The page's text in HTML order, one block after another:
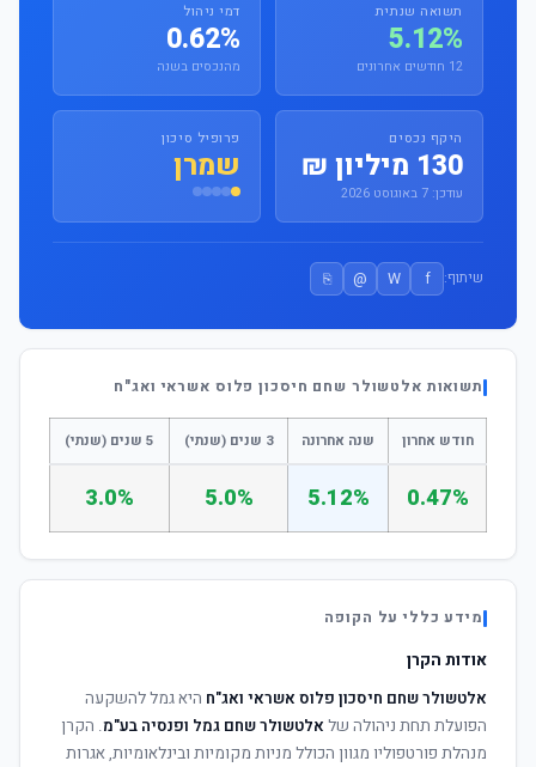
תשואה שנתית
5.12%
12 חודשים אחרונים
דמי ניהול
0.62%
מהנכסים בשנה
היקף נכסים
130 מיליון ₪
עודכן: 7 באוגוסט 2026
פרופיל סיכון
שמרן
שיתוף: f
W
@
⎘
תשואות אלטשולר שחם חיסכון פלוס אשראי ואג"ח
חודש אחרון שנה אחרונה 3 שנים (שנתי) 5 שנים (שנתי)
0.47%
5.12%
5.0%
3.0%
מידע כללי על הקופה
אודות הקרן
אלטשולר שחם חיסכון פלוס אשראי ואג"ח היא גמל להשקעה
הפועלת תחת ניהולה של אלטשולר שחם גמל ופנסיה בע"מ. הקרן
מנהלת פורטפוליו מגוון הכולל מניות מקומיות ובינלאומיות, אגרות